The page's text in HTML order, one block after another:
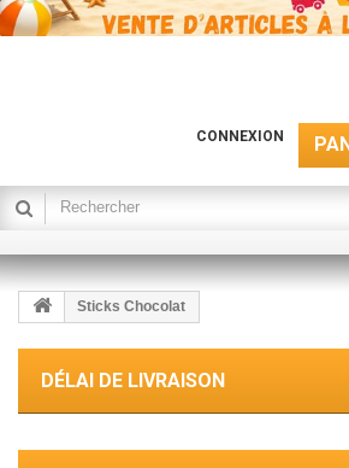
CONNEXION
Sticks Chocolat
DÉLAI DE LIVRAISON